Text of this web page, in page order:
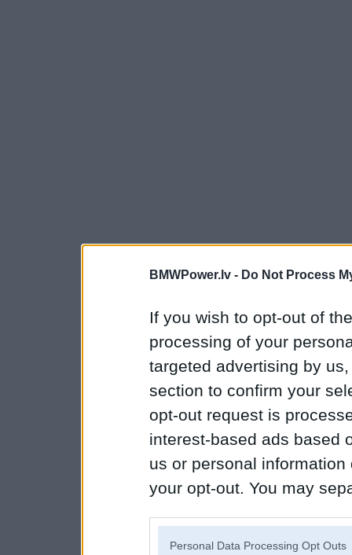
BMWPower.lv - Do Not Process
If you wish to opt-out of
processing of your
targeted advertising by
section to confirm your
opt-out request is
interest-based ads based
us or personal
your opt-out. You may
Personal Data Processing Opt Outs